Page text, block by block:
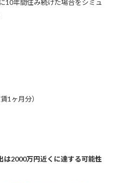
10年間住み続けた場合をシミュ
1ヶ月分）
は2000万円近くに達する可能性